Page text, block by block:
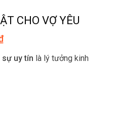
CHO VỢ YÊU
Current
price
is:
sự uy tín là lý tưởng kinh